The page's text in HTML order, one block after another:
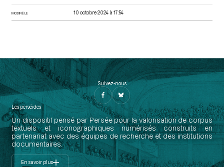
MODIFIÉ LE 10 octobre 2024 à 17:54
Suivez-nous
Les perséides
Un dispositif pensé par Persée pour la valorisation de corpus
textuels et iconographiques numérisés construits en
partenariat avec des équipes de recherche et des institutions
documentaires.
En savoir plus